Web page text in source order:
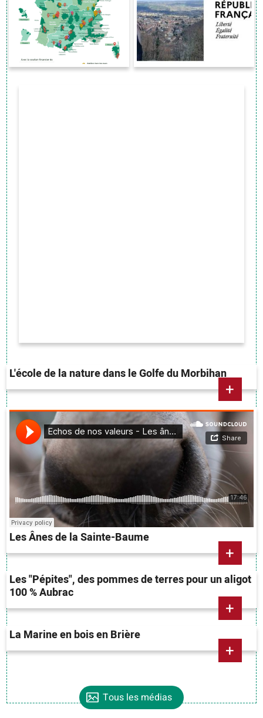
L'école de la nature dans le Golfe du Morbihan
+
Les Ânes de la Sainte-Baume
+
Les "Pépites", des pommes de terres pour un aligot
100 % Aubrac
+
La Marine en bois en Brière
+
Tous les médias